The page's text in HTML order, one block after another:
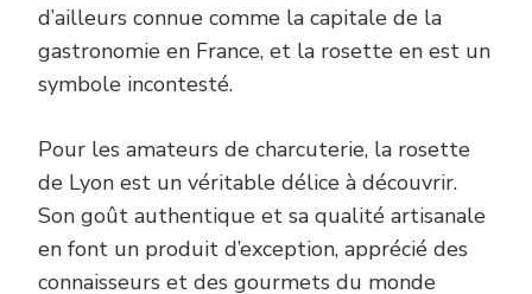
d’ailleurs connue comme la capitale de la
gastronomie en France, et la rosette en est un
symbole incontesté.
Pour les amateurs de charcuterie, la rosette
de Lyon est un véritable délice à découvrir.
Son goût authentique et sa qualité artisanale
en font un produit d’exception, apprécié des
connaisseurs et des gourmets du monde